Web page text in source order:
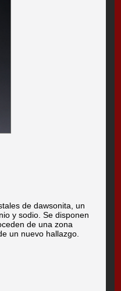
de dawsonita, un
y sodio. Se disponen
de una zona
un nuevo hallazgo.